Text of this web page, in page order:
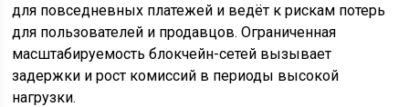
для повседневных платежей и ведёт к рискам потерь
для пользователей и продавцов. Ограниченная
масштабируемость блокчейн-сетей вызывает
задержки и рост комиссий в периоды высокой
нагрузки.